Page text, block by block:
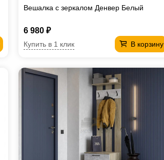
Вешалка с зеркалом Денвер Белый
6 980 ₽
В корзину
Купить в 1 клик